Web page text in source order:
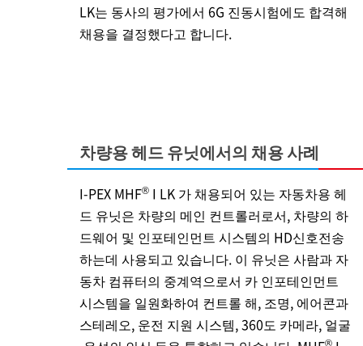
LK는 동사의 평가에서 6G 진동시험에도 합격해
채용을 결정했다고 합니다.
차량용 헤드 유닛에서의 채용 사례
I-PEX MHF® I LK 가 채용되어 있는 자동차용 헤
드 유닛은 차량의 메인 컨트롤러로서, 차량의 하
드웨어 및 인포테인먼트 시스템의 HD신호전송
하는데 사용되고 있습니다. 이 유닛은 사람과 자
동차 컴퓨터의 중계역으로서 카 인포테인먼트
시스템을 일원화하여 컨트롤 해, 조명, 에어콘과
스테레오, 운전 지원 시스템, 360도 카메라, 얼굴
®